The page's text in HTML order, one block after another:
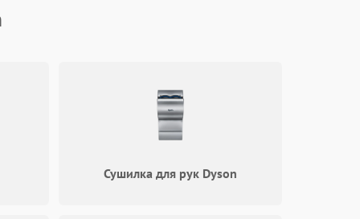
Сушилка для рук Dyson